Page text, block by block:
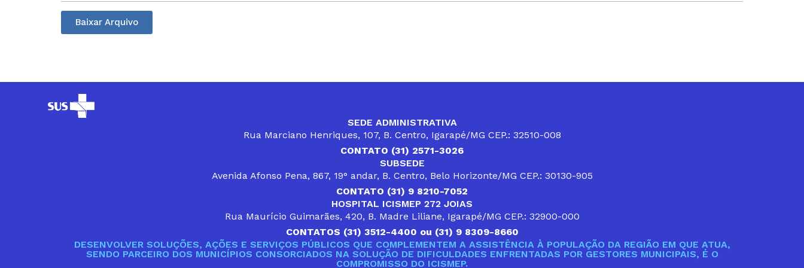
Baixar Arquivo
SEDE ADMINISTRATIVA
Rua Marciano Henriques, 107, B. Centro, Igarapé/MG CEP.: 32510-008
CONTATO (31) 2571-3026
SUBSEDE
Avenida Afonso Pena, 867, 19° andar, B. Centro, Belo Horizonte/MG CEP.: 30130-905
CONTATO (31) 9 8210-7052
HOSPITAL ICISMEP 272 JOIAS
Rua Maurício Guimarães, 420, B. Madre Liliane, Igarapé/MG CEP.: 32900-000
CONTATOS (31) 3512-4400 ou (31) 9 8309-8660
DESENVOLVER SOLUÇÕES, AÇÕES E SERVIÇOS PÚBLICOS QUE COMPLEMENTEM A ASSISTÊNCIA À POPULAÇÃO DA REGIÃO EM QUE ATUA,
SENDO PARCEIRO DOS MUNICÍPIOS CONSORCIADOS NA SOLUÇÃO DE DIFICULDADES ENFRENTADAS POR GESTORES MUNICIPAIS, É O
COMPROMISSO DO ICISMEP.